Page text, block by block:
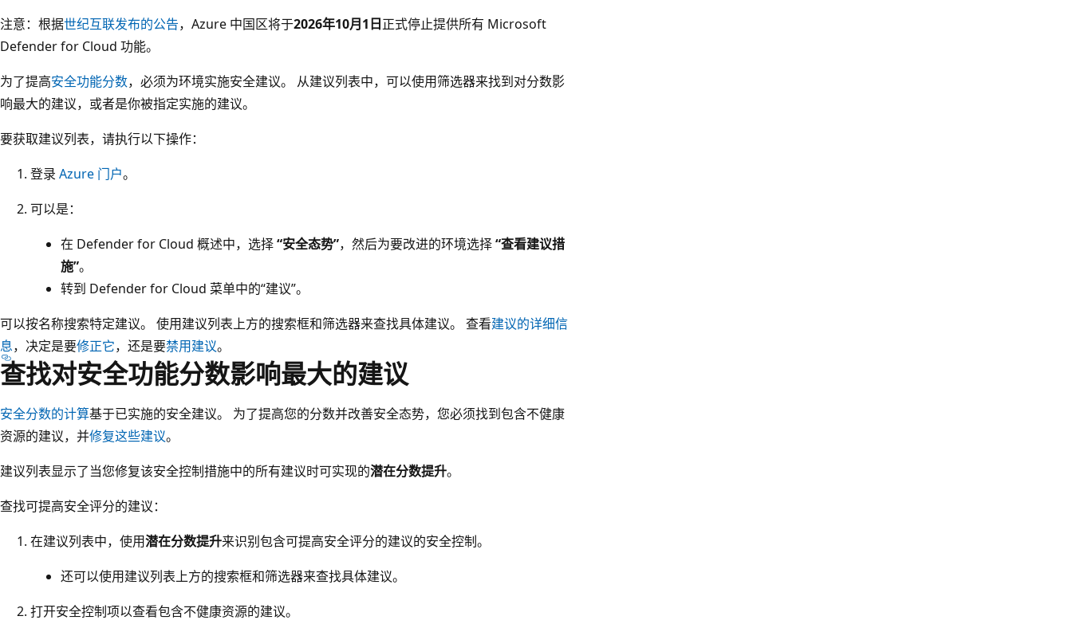
注意：根据世纪互联发布的公告，Azure 中国区将于2026年10月1日正式停止提供所有 Microsoft
Defender for Cloud 功能。
为了提高安全功能分数，必须为环境实施安全建议。 从建议列表中，可以使用筛选器来找到对分数影
响最大的建议，或者是你被指定实施的建议。
要获取建议列表，请执行以下操作：
登录 Azure 门户。
可以是：
在 Defender for Cloud 概述中，选择“安全态势”，然后为要改进的环境选择“查看建议措
施”。
转到 Defender for Cloud 菜单中的“建议”。
可以按名称搜索特定建议。 使用建议列表上方的搜索框和筛选器来查找具体建议。 查看建议的详细信
息，决定是要修正它，还是要禁用建议。
查找对安全功能分数影响最大的建议
安全分数的计算基于已实施的安全建议。 为了提高您的分数并改善安全态势，您必须找到包含不健康
资源的建议，并修复这些建议。
建议列表显示了当您修复该安全控制措施中的所有建议时可实现的潜在分数提升。
查找可提高安全评分的建议：
在建议列表中，使用潜在分数提升来识别包含可提高安全评分的建议的安全控制。
还可以使用建议列表上方的搜索框和筛选器来查找具体建议。
打开安全控制项以查看包含不健康资源的建议。